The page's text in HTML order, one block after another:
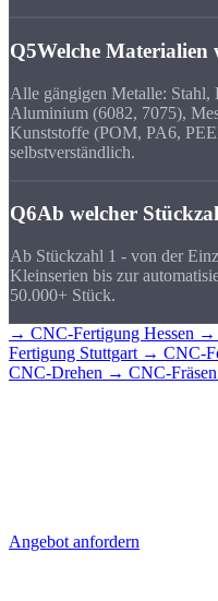
Q5Welche Materialien
Alle gängigen Metalle: Stahl,
Aluminium (6082, 7075),
Kunststoffe (POM, PA6,
selbstverständlich.
Q6Ab welcher
Ab Stückzahl 1 - von der
Kleinserien bis zur
50.000+ Stück.
→ CNC-Fertigung Hessen →
Fertigung Stuttgart → CNC-
CNC-Drehen → CNC-Fräsen
Angebot anfordern